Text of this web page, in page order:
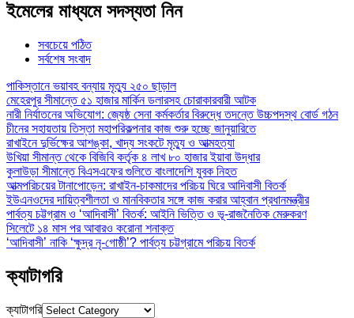
ইমেলের মাধ্যমে সদস্যতা নিন
সবচেয়ে পঠিত
সর্বশেষ সংবাদ
পাকিস্তানে ভয়াবহ বন্যায় মৃত্যু ২৫০ ছাড়াল
মেহেরপুর সীমান্তে ৫১ হাজার মার্কিন ডলারসহ চোরাকারবারী আটক
নারী নির্যাতনের অভিযোগ: জ্যেষ্ঠ সেনা কর্মকর্তার বিরুদ্ধে তদন্তে উচ্চপদস্থ বোর্ড গঠন
চীনের সহায়তায় তিস্তা মহাপরিকল্পনার কাজ শুরু হচ্ছে জানুয়ারিতে
রাখাইনে দুর্ভিক্ষের আশঙ্কা, খাদ্য সংকটে মৃত্যু ও আত্মহত্যা
উখিয়া সীমান্ত থেকে বিজিবি কর্তৃক ৪ লাখ ৮০ হাজার ইয়াবা উদ্ধার
কুলাউড়া সীমান্তে বিএসএফের গুলিতে বাংলাদেশি যুবক নিহত
আত্মপরিচয়ের টানাপোড়েন: রাখাইন-চাকমাদের পরিচয় ঘিরে আদিবাসী বিতর্ক
ইউএনওদের দায়িত্বশীলতা ও মানবিকতার সঙ্গে কাজ করার আহ্বান প্রধানমন্ত্রীর
পার্বত্য চট্টগ্রাম ও ‘আদিবাসী’ বিতর্ক: আইনি ভিত্তি ও ভূ-রাজনৈতিক মেরুকরণ
সিলেটে ১৪ মাস পর আবারও করোনা শনাক্ত
‘আদিবাসী’ নাকি ‘ক্ষুদ্র নৃ-গোষ্ঠী’? পার্বত্য চট্টগ্রামে পরিচয় বিতর্ক
ক্যাটাগরি
ক্যাটাগরি